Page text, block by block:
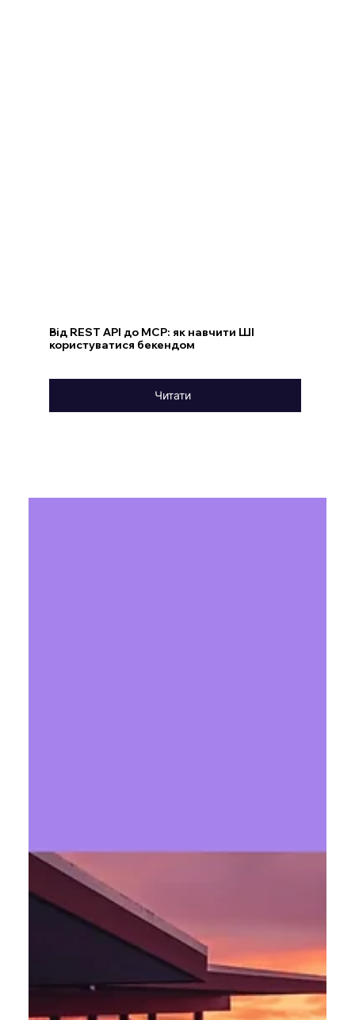
Від REST API до MCP: як навчити ШІ
користуватися бекендом
Читати